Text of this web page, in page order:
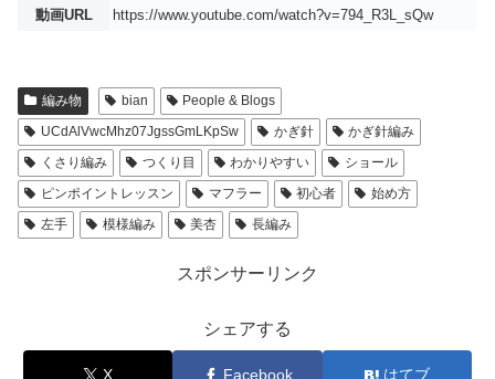
動画URL https://www.youtube.com/watch?v=794_R3L_sQw
編み物 bian
People & Blogs
UCdAlVwcMhz07JgssGmLKpSw
かぎ針
かぎ針編み
くさり編み
つくり目 わかりやすい
ショール
ピンポイントレッスン
マフラー 初心者
始め方
左手
模様編み 美杏 長編み
スポンサーリンク
シェアする
X Facebook はてブ